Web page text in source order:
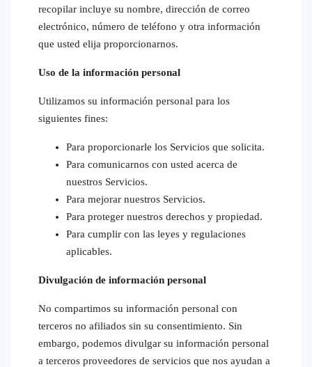
recopilar incluye su nombre, dirección de correo
electrónico, número de teléfono y otra información
que usted elija proporcionarnos.
Uso de la información personal
Utilizamos su información personal para los
siguientes fines:
Para proporcionarle los Servicios que solicita.
Para comunicarnos con usted acerca de
nuestros Servicios.
Para mejorar nuestros Servicios.
Para proteger nuestros derechos y propiedad.
Para cumplir con las leyes y regulaciones
aplicables.
Divulgación de información personal
No compartimos su información personal con
terceros no afiliados sin su consentimiento. Sin
embargo, podemos divulgar su información personal
a terceros proveedores de servicios que nos ayudan a